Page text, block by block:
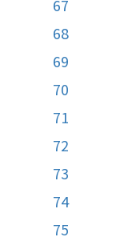
67
68
69
70
71
72
73
74
75